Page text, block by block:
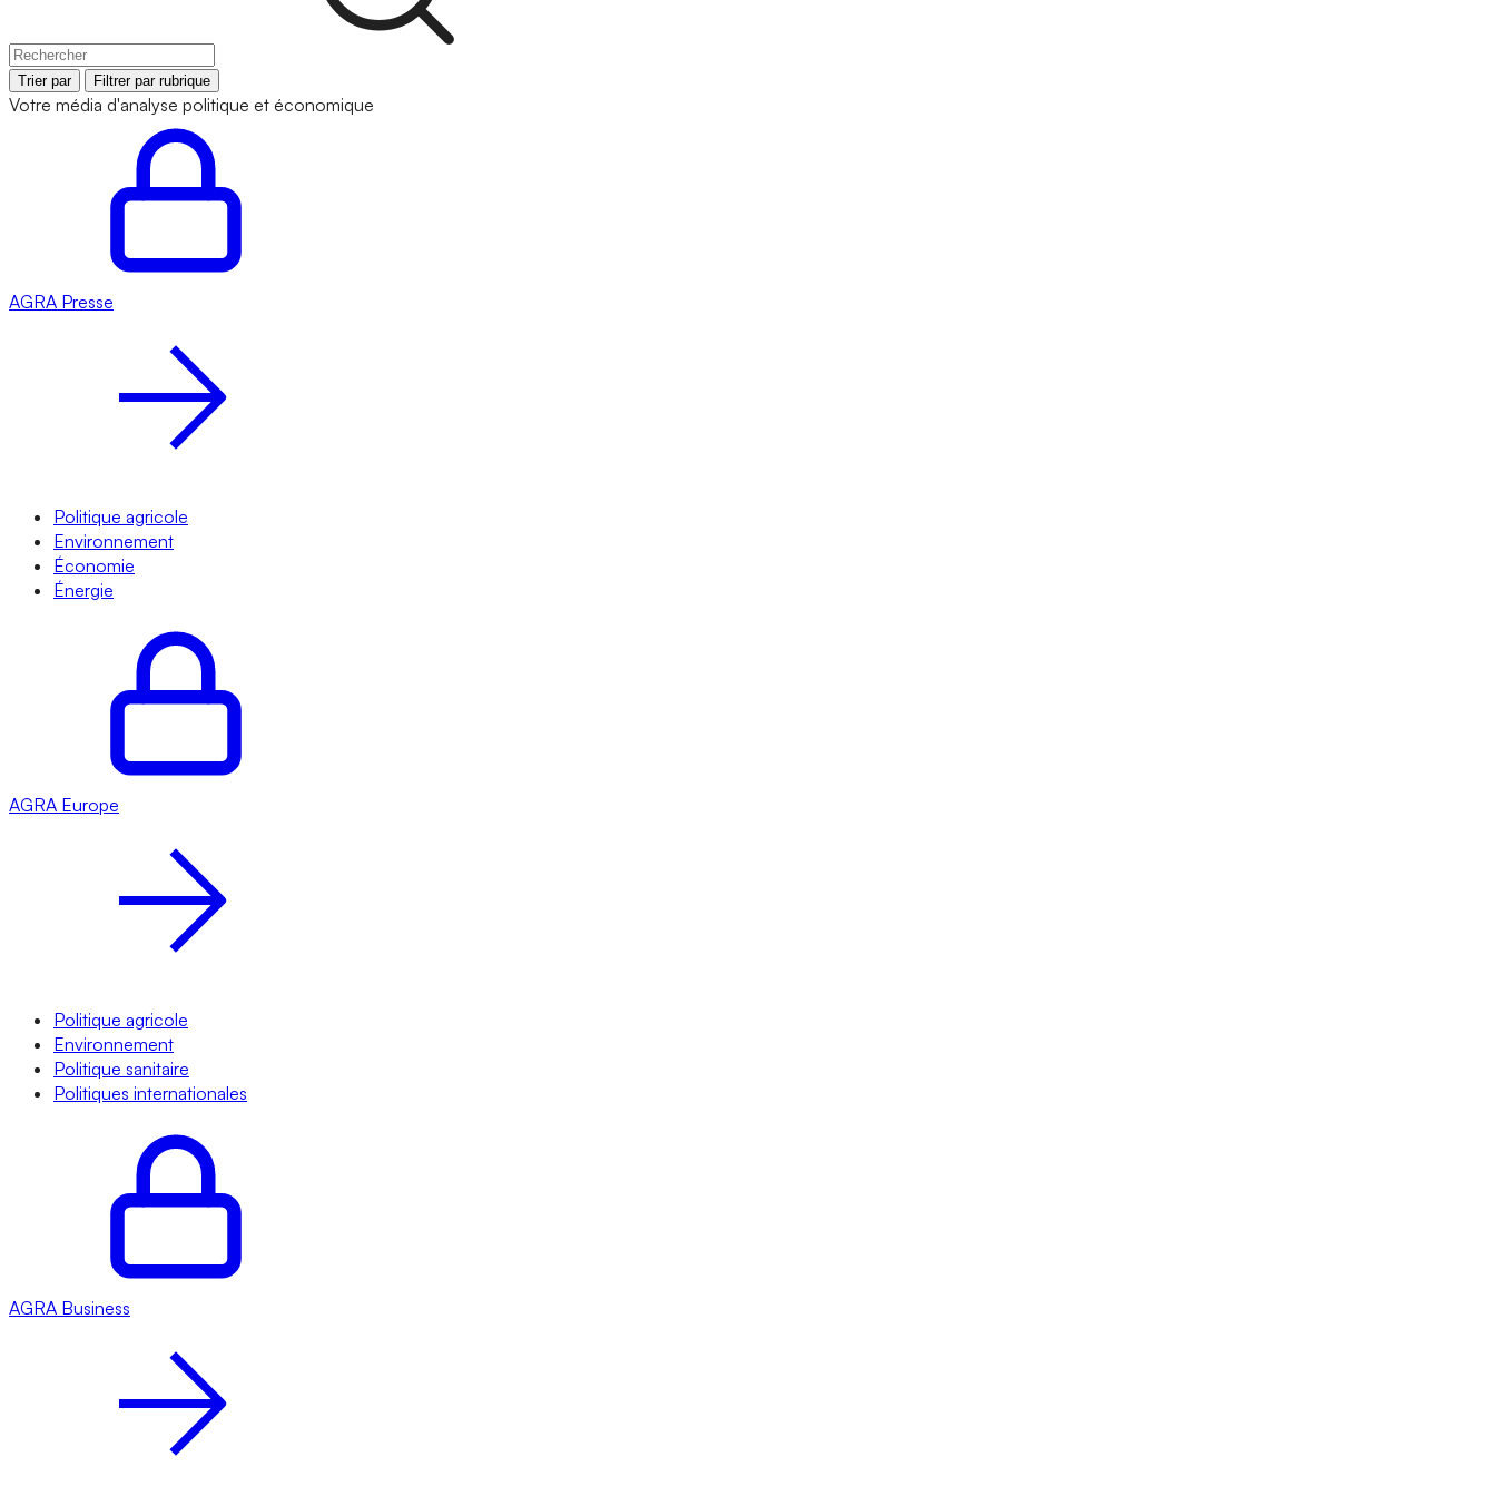
Trier par Filtrer par rubrique
Votre média d'analyse politique et économique
AGRA Presse
Politique agricole
Environnement
Économie
Énergie
AGRA Europe
Politique agricole
Environnement
Politique sanitaire
Politiques internationales
AGRA Business